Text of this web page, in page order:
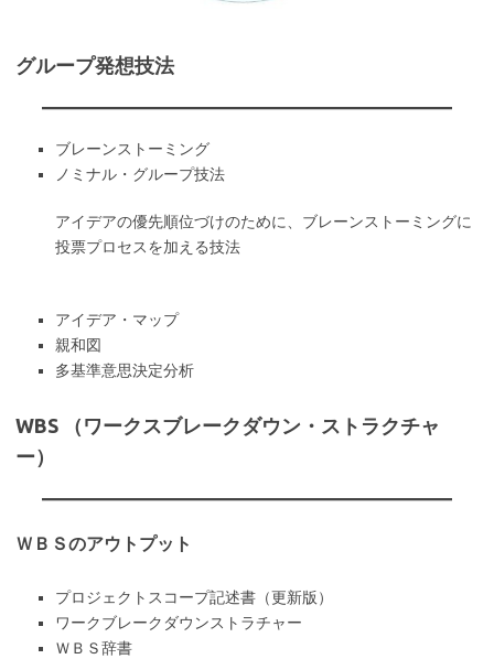
グループ発想技法
ブレーンストーミング
ノミナル・グループ技法
アイデアの優先順位づけのために、ブレーンストーミングに
投票プロセスを加える技法
アイデア・マップ
親和図
多基準意思決定分析
WBS （ワークスブレークダウン・ストラクチャ
ー）
ＷＢＳのアウトプット
プロジェクトスコープ記述書（更新版）
ワークブレークダウンストラチャー
ＷＢＳ辞書